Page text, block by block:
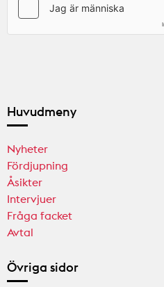
Huvudmeny
Nyheter
Fördjupning
Åsikter
Intervjuer
Fråga facket
Avtal
Övriga sidor